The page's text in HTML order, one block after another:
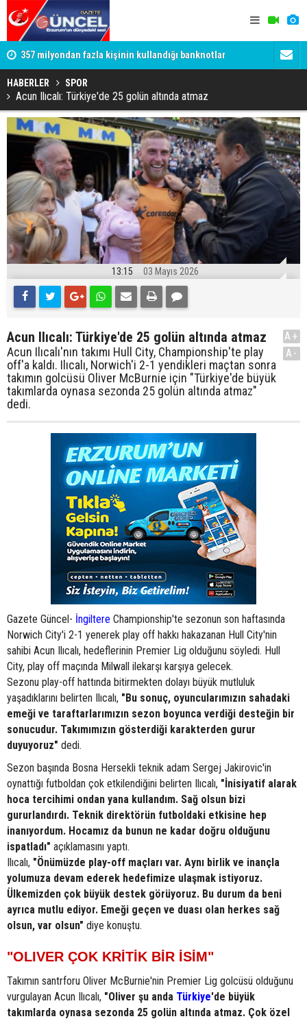
357 milyondan fazla kişinin kullandığı banknotlar
değişiyor
Oltu
HABERLER SPOR
Acun Ilıcalı: Türkiye'de 25 golün altında atmaz
13:15 03 Mayıs 2026
Acun Ilıcalı: Türkiye'de 25 golün altında atmaz
Acun Ilıcalı'nın takımı Hull City, Championship'te play
off'a kaldı. Ilıcalı, Norwich'i 2-1 yendikleri maçtan sonra
takımın golcüsü Oliver McBurnie için "Türkiye'de büyük
takımlarda oynasa sezonda 25 golün altında atmaz"
dedi.
A+
A-
Gazete Güncel- İngiltere Championship'te sezonun son haftasında
Norwich City'i 2-1 yenerek play off hakkı hakazanan Hull City'nin
sahibi Acun Ilıcalı, hedeflerinin Premier Lig olduğunu söyledi. Hull
City, play off maçında Milwall ilekarşı karşıya gelecek.
Sezonu play-off hattında bitirmekten dolayı büyük mutluluk
yaşadıklarını belirten Ilıcalı, "Bu sonuç, oyuncularımızın sahadaki
emeği ve taraftarlarımızın sezon boyunca verdiği desteğin bir
sonucudur. Takımımızın gösterdiği karakterden gurur
duyuyoruz" dedi.
Sezon başında Bosna Hersekli teknik adam Sergej Jakirovic'in
oynattığı futboldan çok etkilendiğini belirten Ilıcalı, "İnisiyatif alarak
hoca tercihimi ondan yana kullandım. Sağ olsun bizi
gururlandırdı. Teknik direktörün futboldaki etkisine hep
inanıyordum. Hocamız da bunun ne kadar doğru olduğunu
ispatladı" açıklamasını yaptı.
Ilıcalı, "Önümüzde play-off maçları var. Aynı birlik ve inançla
yolumuza devam ederek hedefimize ulaşmak istiyoruz.
Ülkemizden çok büyük destek görüyoruz. Bu durum da beni
ayrıca mutlu ediyor. Emeği geçen ve duası olan herkes sağ
olsun, var olsun" diye konuştu.
"OLIVER ÇOK KRİTİK BİR İSİM"
Takımın santrforu Oliver McBurnie'nin Premier Lig golcüsü olduğunu
vurgulayan Acun Ilıcalı, "Oliver şu anda Türkiye'de büyük
takımlarda oynasa sezonda 25 golün altında atmaz. Çok özel